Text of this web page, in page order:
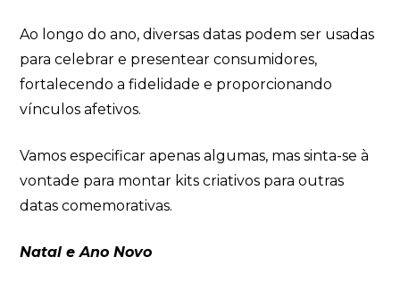
Ao longo do ano, diversas datas podem ser usadas
para celebrar e presentear consumidores,
fortalecendo a fidelidade e proporcionando
vínculos afetivos.
Vamos especificar apenas algumas, mas sinta-se à
vontade para montar kits criativos para outras
datas comemorativas.
Natal e Ano Novo